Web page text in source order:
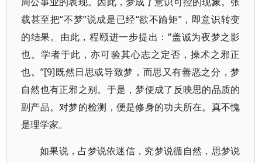
载甚至把“不梦”说成是已经“欲不踰矩”，即意识转变
的结果。由此，程颐进一步提出：“盖诚为夜梦之影
也。学者于此，亦可验其心志之定否，操术之邪正
也。”[9]既然日思或导致梦，而思又有善恶之分，梦
自然也有正邪之别。于是，梦便成了反映思的品质的
副产品。对梦的检测，便是修身的功夫所在。真不愧
是理学家。
如果说，占梦说依迷信，究梦说循自然，思梦说